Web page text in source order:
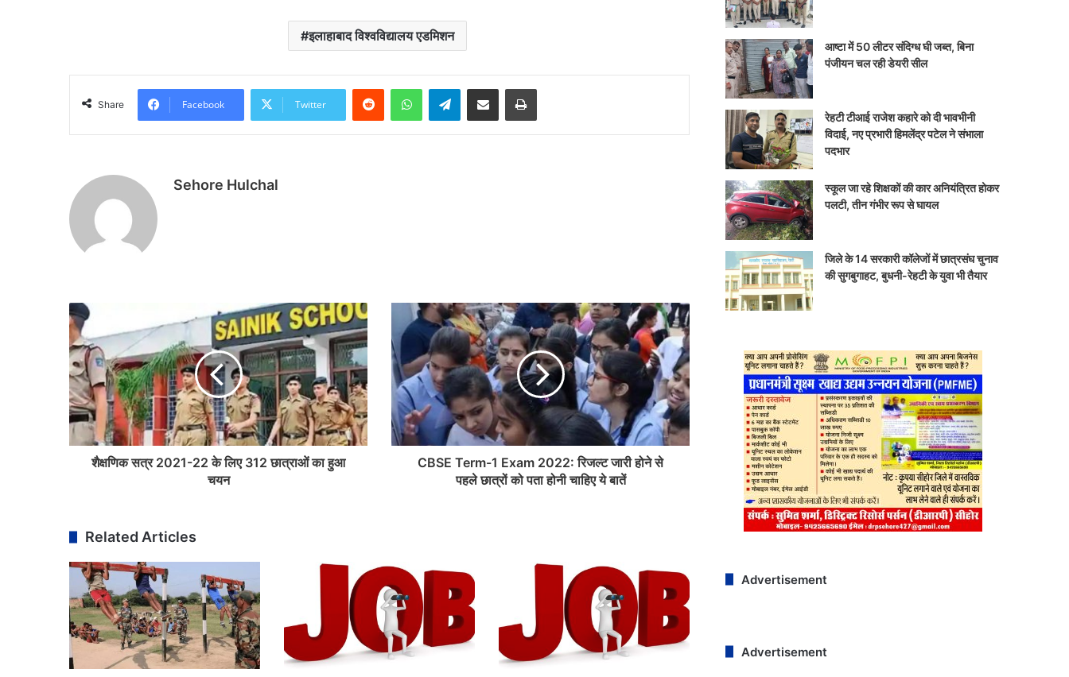
इलाहाबाद विश्वविद्यालय एडमिशन
Share Facebook Twitter
Telegram
Sehore Hulchal
शैक्षणिक सत्र 2021-22 के लिए 312 छात्राओं का हुआ
चयन
CBSE Term-1 Exam 2022: रिजल्ट जारी होने से
पहले छात्रों को पता होनी चाहिए ये बातें
Related Articles
आष्टा में 50 लीटर संदिग्ध घी जब्त, बिना
पंजीयन चल रही डेयरी सील
रेहटी टीआई राजेश कहारे को दी भावभीनी
विदाई, नए प्रभारी हिमलेंद्र पटेल ने संभाला
पदभार
स्कूल जा रहे शिक्षकों की कार अनियंत्रित होकर
पलटी, तीन गंभीर रूप से घायल
जिले के 14 सरकारी कॉलेजों में छात्रसंघ चुनाव
की सुगबुगाहट, बुधनी-रेहटी के युवा भी तैयार
Advertisement
Advertisement